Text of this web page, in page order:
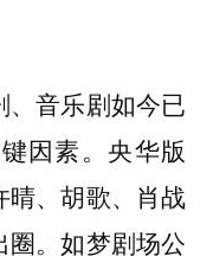
音乐剧如今已
因素。央华版
晴、胡歌、肖战
。如梦剧场公